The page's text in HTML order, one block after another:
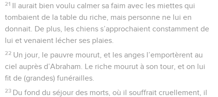
21 Il aurait bien voulu calmer sa faim avec les miettes qui
tombaient de la table du riche, mais personne ne lui en
donnait. De plus, les chiens s’approchaient constamment de
lui et venaient lécher ses plaies.
22 Un jour, le pauvre mourut, et les anges l’emportèrent au
ciel auprès d’Abraham. Le riche mourut à son tour, et on lui
fit de (grandes) funérailles.
23 Du fond du séjour des morts, où il souffrait cruellement, il